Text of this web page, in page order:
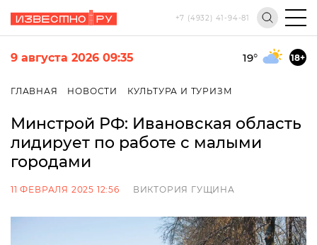
+7 (4932) 41-94-81
9 августа 2026 09:35 19° 18+
ГЛАВНАЯ НОВОСТИ КУЛЬТУРА И ТУРИЗМ
Минстрой РФ: Ивановская область
лидирует по работе с малыми
городами
11 ФЕВРАЛЯ 2025 12:56 ВИКТОРИЯ ГУЩИНА